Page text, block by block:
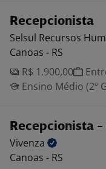
Recepcionista
Selsul Recursos
Canoas - RS
R$ 1.900,00
Ensino Médio (2º
Recepcionista -
Vivenza
Canoas - RS